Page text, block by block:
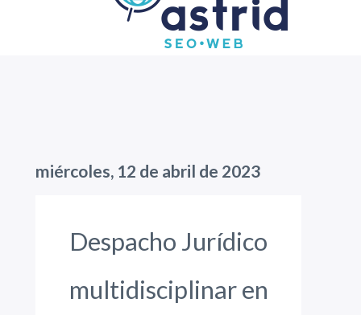
miércoles, 12 de abril de 2023
Despacho Jurídico
multidisciplinar en